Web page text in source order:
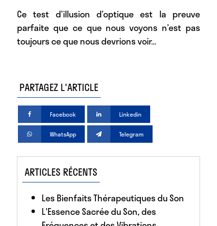
Ce test d’illusion d’optique est la preuve
parfaite que ce que nous voyons n’est pas
toujours ce que nous devrions voir…
PARTAGEZ L'ARTICLE
Facebook Linkedin
WhatsApp Telegram
ARTICLES RÉCENTS
Les Bienfaits Thérapeutiques du Son
L'Essence Sacrée du Son, des